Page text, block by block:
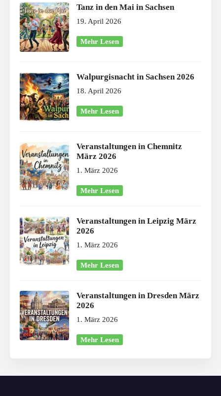
Tanz in den Mai in Sachsen
19. April 2026
Mehr Lesen
Walpurgisnacht in Sachsen 2026
18. April 2026
Mehr Lesen
Veranstaltungen in Chemnitz
März 2026
1. März 2026
Mehr Lesen
Veranstaltungen in Leipzig März
2026
1. März 2026
Mehr Lesen
Veranstaltungen in Dresden März
2026
1. März 2026
Mehr Lesen